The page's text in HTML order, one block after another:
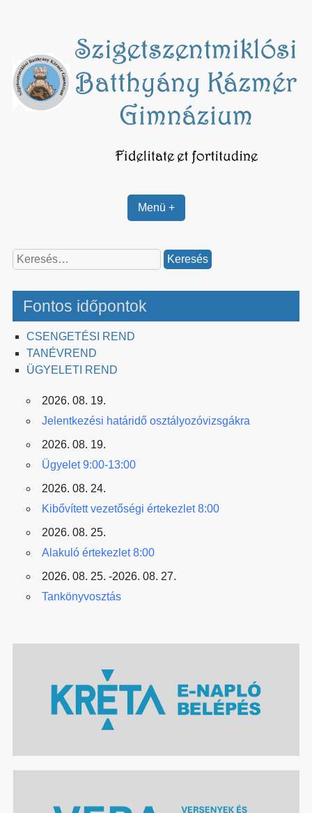
Menü +
Keresés:
Fontos időpontok
CSENGETÉSI REND
TANÉVREND
ÜGYELETI REND
2026. 08. 19.
Jelentkezési határidő osztályozóvizsgákra
2026. 08. 19.
Ügyelet 9:00-13:00
2026. 08. 24.
Kibővített vezetőségi értekezlet 8:00
2026. 08. 25.
Alakuló értekezlet 8:00
2026. 08. 25. -2026. 08. 27.
Tankönyvosztás